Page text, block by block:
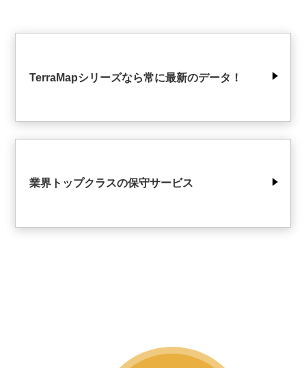
TerraMapシリーズなら常に最新のデータ！
業界トップクラスの保守サービス